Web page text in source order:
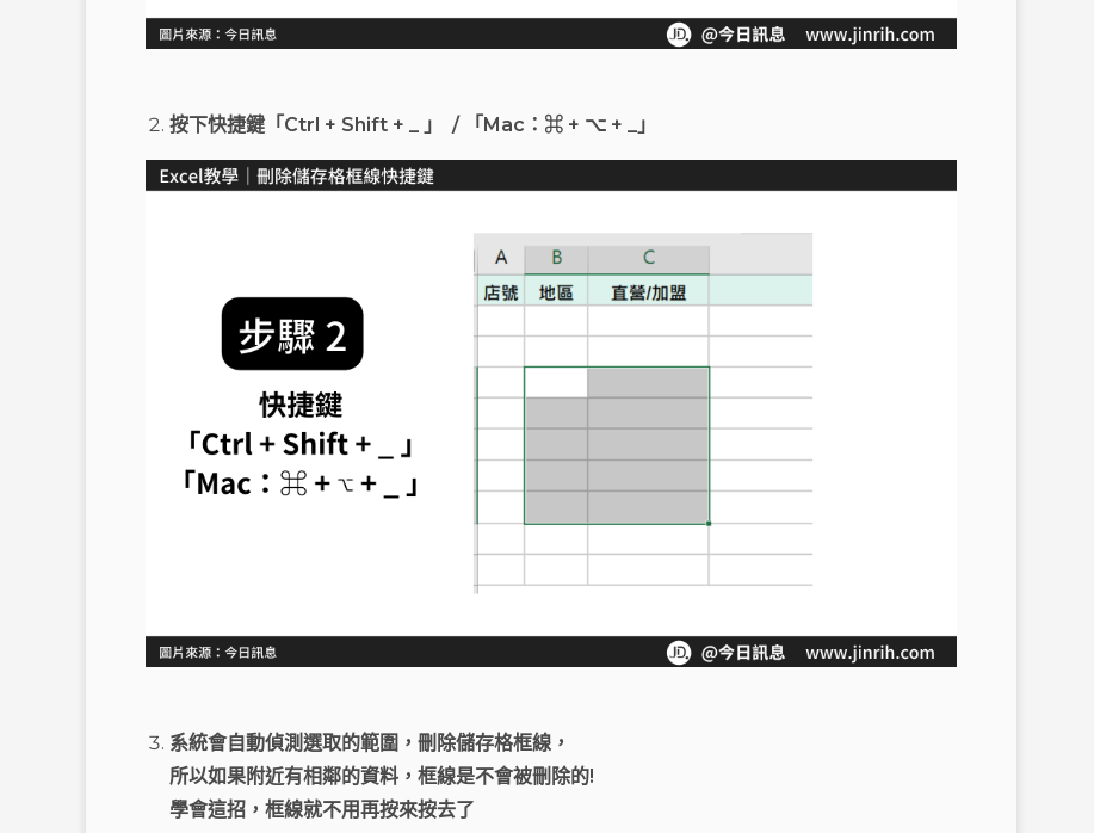
按下快捷鍵「Ctrl + Shift + _ 」 / 「Mac：⌘ + ⌥ + _」
系統會自動偵測選取的範圍，刪除儲存格框線，
所以如果附近有相鄰的資料，框線是不會被刪除的!
學會這招，框線就不用再按來按去了